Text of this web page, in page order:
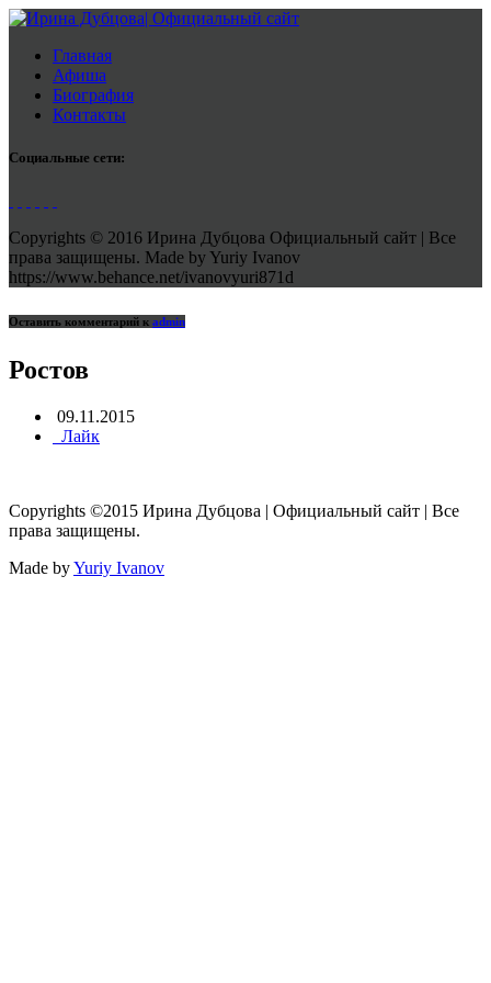
Главная
Афиша
Биография
Контакты
Социальные сети:
Copyrights © 2016 Ирина Дубцова Официальный сайт | Все
права защищены. Made by Yuriy Ivanov
https://www.behance.net/ivanovyuri871d
Оставить комментарий к admin
Ростов
09.11.2015
Лайк
Copyrights ©2015 Ирина Дубцова | Официальный сайт | Все
права защищены.
Made byYuriy Ivanov